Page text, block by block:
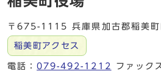
〒675-1115 兵庫県加古郡稲美
稲美町アクセス
電話：079-492-1212
ファッ